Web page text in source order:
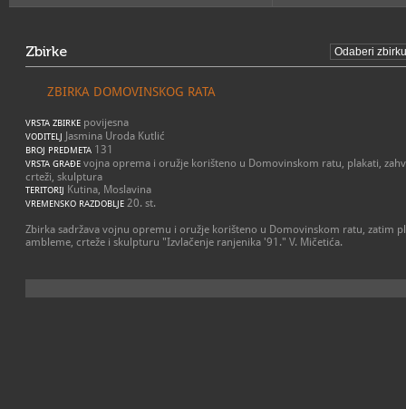
Zbirke
ZBIRKA DOMOVINSKOG RATA
VRSTA ZBIRKE povijesna
VODITELJ Jasmina Uroda Kutlić
BROJ PREDMETA 131
VRSTA GRAĐE vojna oprema i oružje korišteno u Domovinskom ratu, plakati,
crteži, skulptura
TERITORIJ Kutina, Moslavina
VREMENSKO RAZDOBLJE 20. st.
Zbirka sadržava vojnu opremu i oružje korišteno u Domovinskom ratu, zatim
ambleme, crteže i skulpturu "Izvlačenje ranjenika '91." V. Mičetića.